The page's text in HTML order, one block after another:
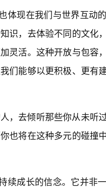
体现在我们与世界互动
识，去体验不同的文化
灵活。这种开放与包容
们能够以更积极、更有
，去倾听那些你从未听
也将在这种多元的碰撞
续成长的信念。它并非